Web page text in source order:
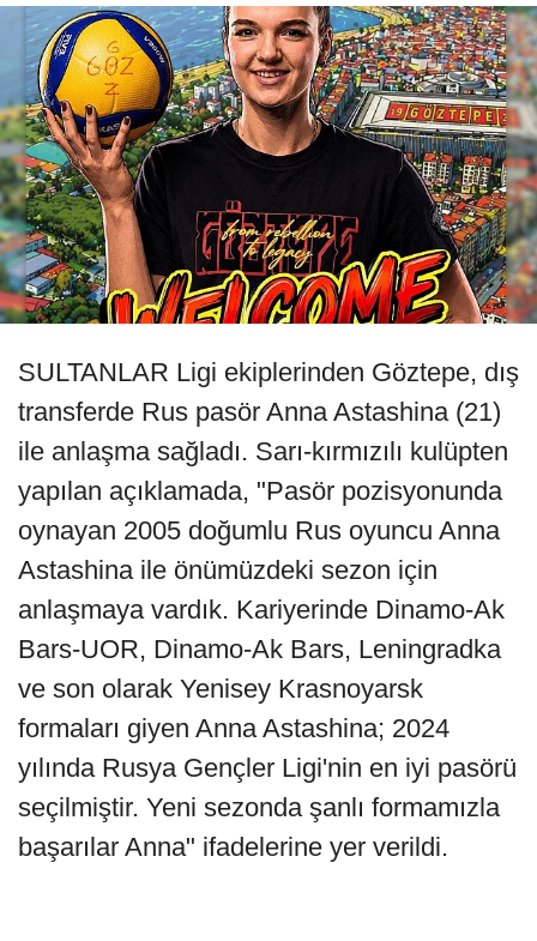
SULTANLAR Ligi ekiplerinden Göztepe, dış
transferde Rus pasör Anna Astashina (21)
ile anlaşma sağladı. Sarı-kırmızılı kulüpten
yapılan açıklamada, "Pasör pozisyonunda
oynayan 2005 doğumlu Rus oyuncu Anna
Astashina ile önümüzdeki sezon için
anlaşmaya vardık. Kariyerinde Dinamo-Ak
Bars-UOR, Dinamo-Ak Bars, Leningradka
ve son olarak Yenisey Krasnoyarsk
formaları giyen Anna Astashina; 2024
yılında Rusya Gençler Ligi'nin en iyi pasörü
seçilmiştir. Yeni sezonda şanlı formamızla
başarılar Anna" ifadelerine yer verildi.